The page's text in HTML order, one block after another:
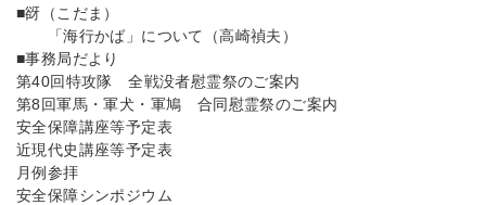
■谺（こだま）
「海行かば」について（高崎禎夫）
■事務局だより
第40回特攻隊 全戦没者慰霊祭のご案内
第8回軍馬・軍犬・軍鳩 合同慰霊祭のご案内
安全保障講座等予定表
近現代史講座等予定表
月例参拝
安全保障シンポジウム